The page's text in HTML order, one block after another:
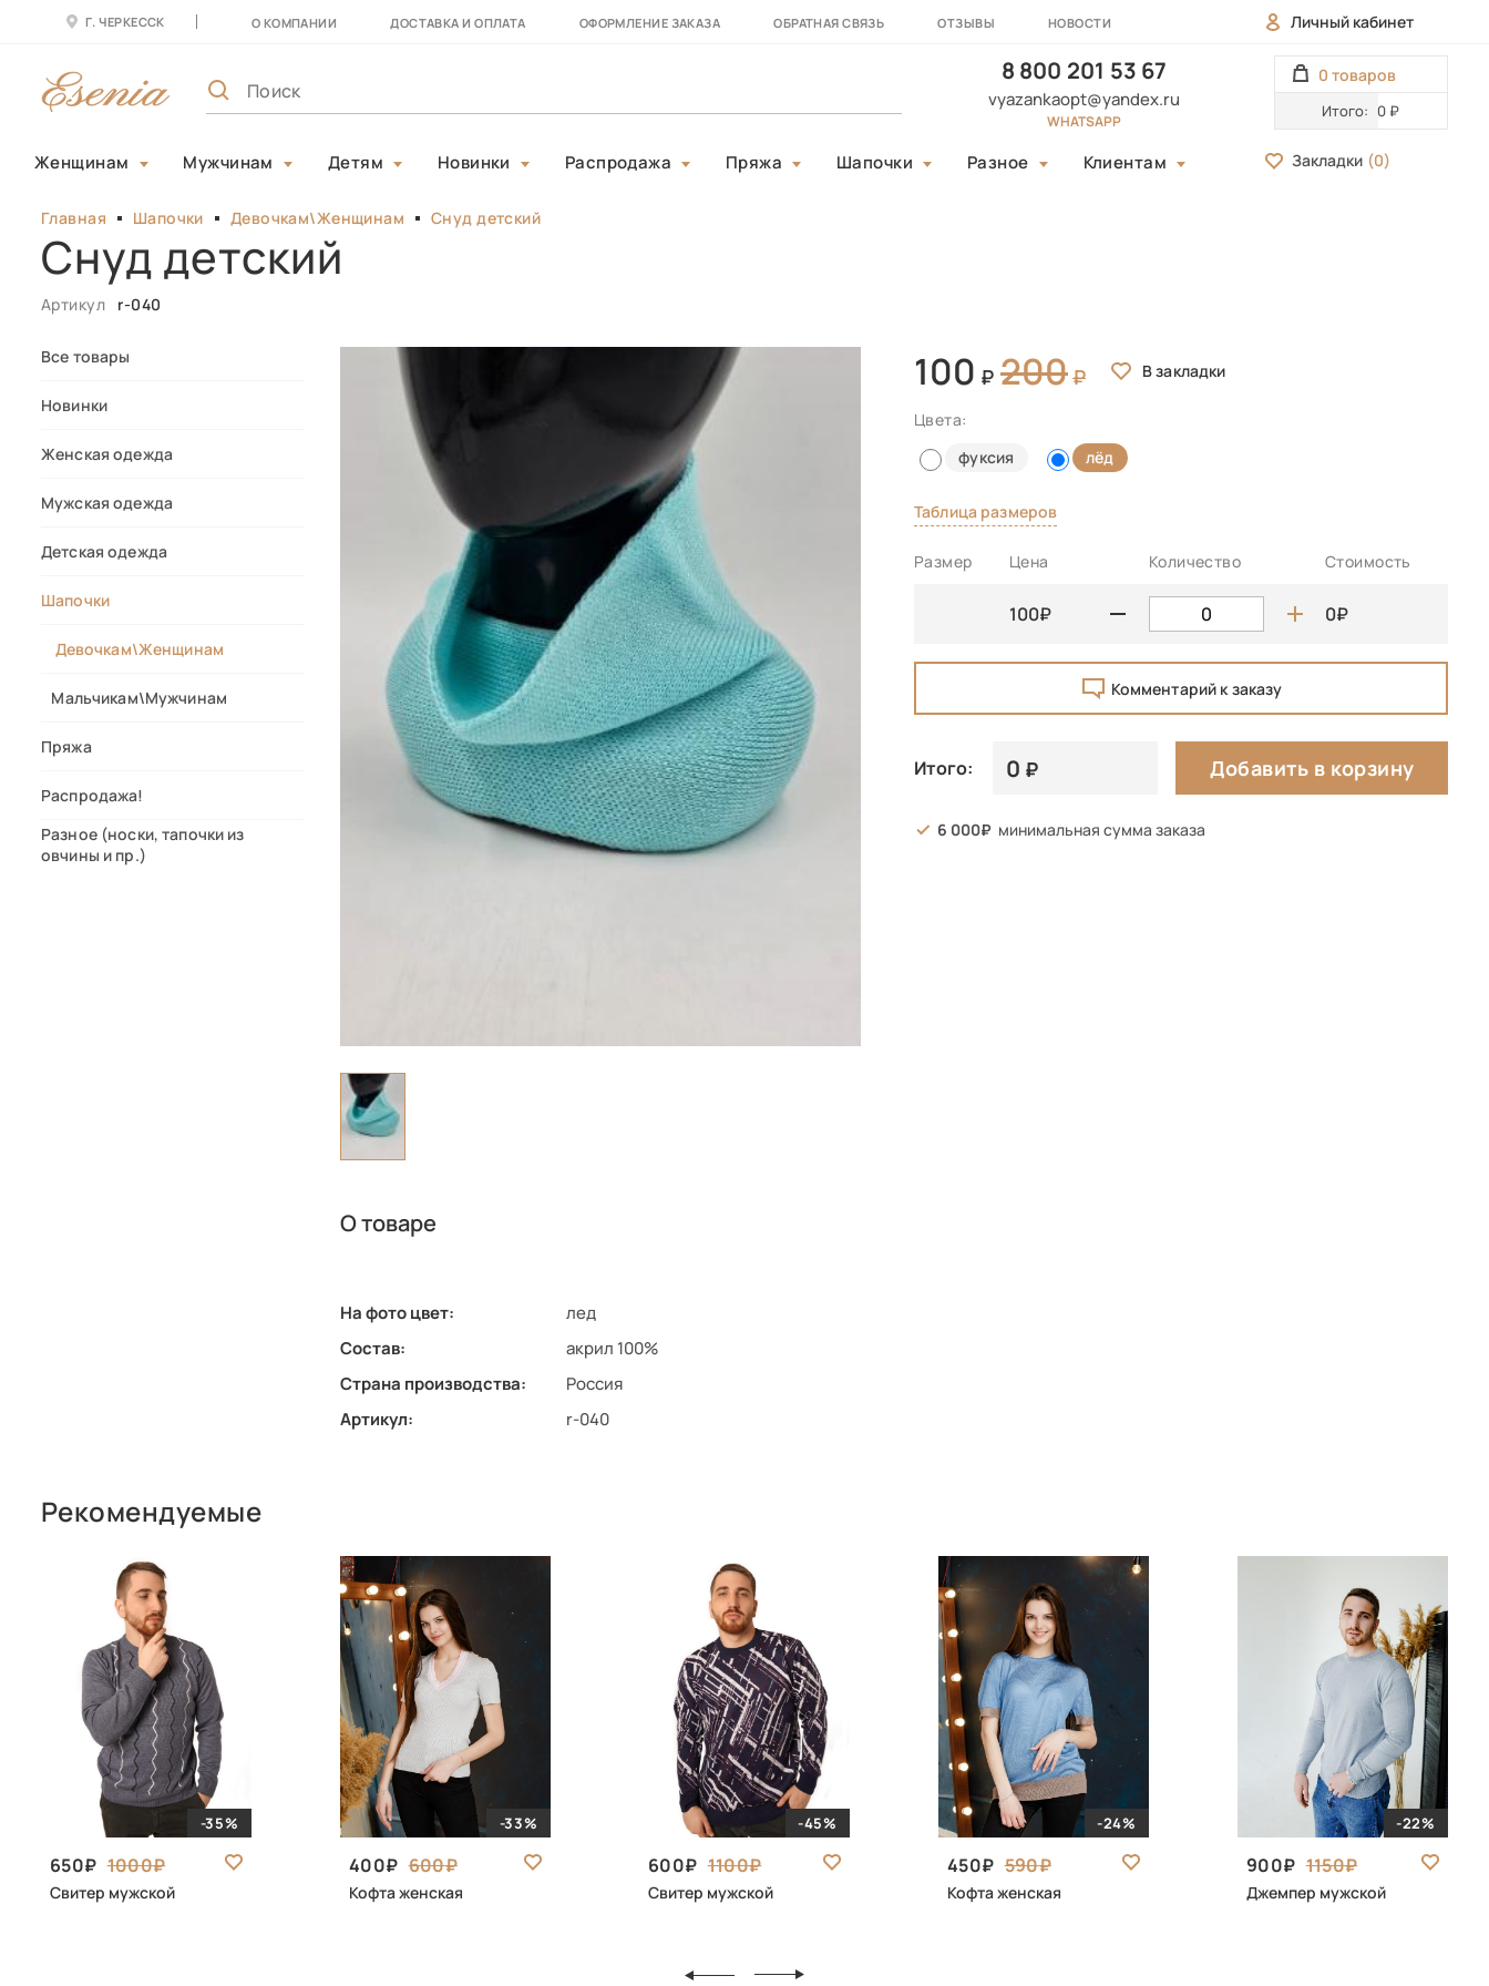
Г. ЧЕРКЕССК О КОМПАНИИ ДОСТАВКА И ОПЛАТА ОФОРМЛЕНИЕ ЗАКАЗА ОБРАТНАЯ СВЯЗЬ ОТЗЫВЫ НОВОСТИ Личный кабинет
8 800 201 53 67
vyazankaopt@yandex.ru
WHATSAPP
0 товаров
Итого: 0 ₽
Женщинам Мужчинам Детям Новинки Распродажа Пряжа Шапочки Разное Клиентам Закладки (0)
Главная Шапочки Девочкам\Женщинам Снуд детский
Снуд детский
Артикул r-040
Все товары
Новинки
Женская одежда
Мужская одежда
Детская одежда
Шапочки
Девочкам\Женщинам
Мальчикам\Мужчинам
Пряжа
Распродажа!
Разное (носки, тапочки из
овчины и пр.)
О товаре
На фото цвет:
лед
Состав:
акрил 100%
Страна производства:
Россия
Артикул:
r-040
100 200
Цвета:
фуксия
лёд
Таблица размеров
Размер Цена Количество Стоимость
100 0
Комментарий к заказу
Итого: 0 Добавить в корзину
6 000 минимальная сумма заказа
Рекомендуемые
-35%
650 1000
Свитер мужской
-33%
400 600
Кофта женская
-45%
600 1100
Свитер мужской
-24%
450 590
Кофта женская
-22%
900 1150
Джемпер мужской